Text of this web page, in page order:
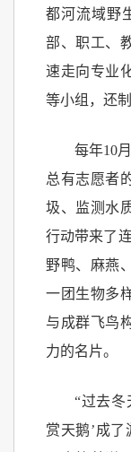
都河流域野
部、职工、
速走向专业
等小组，还
每年10
总有志愿者
圾、监测水
行动带来了
野鸭、麻燕
一团生物多
与成群飞鸟
力的名片。
“过去冬
赏天鹅’成